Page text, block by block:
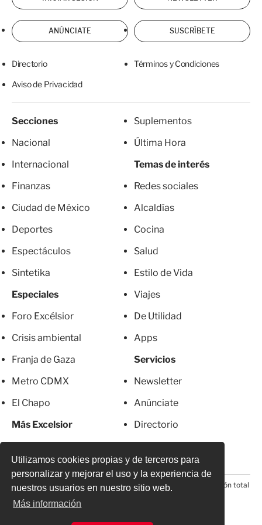
Utilizamos cookies propias y de terceros para
personalizar y mejorar el uso y la experiencia de
nuestros usuarios en nuestro sitio web.
Más información
ANÚNCIATE SUSCRÍBETE
Directorio Términos y Condiciones
Aviso de Privacidad
Secciones
Nacional
Internacional
Finanzas
Ciudad de México
Deportes
Espectáculos
Sintetika
Especiales
Foro Excélsior
Crisis ambiental
Franja de Gaza
Metro CDMX
El Chapo
Más Excelsior
Suplementos
Última Hora
Temas de interés
Redes sociales
Alcaldías
Cocina
Salud
Estilo de Vida
Viajes
De Utilidad
Apps
Servicios
Newsletter
Anúnciate
Directorio
© 2026 Todos los derechos reservados. Prohibida la reproducción total
o parcial, incluyendo cualquier medio electrónico*